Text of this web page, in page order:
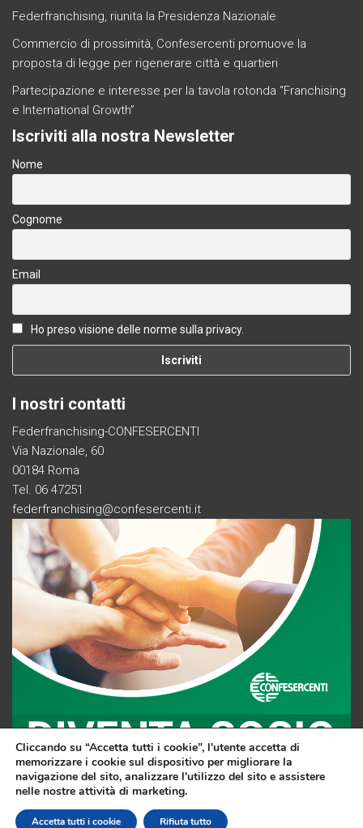
Federfranchising, riunita la Presidenza Nazionale
Commercio di prossimità, Confesercenti promuove la
proposta di legge per rigenerare città e quartieri
Partecipazione e interesse per la tavola rotonda “Franchising
e International Growth”
Iscriviti alla nostra Newsletter
Nome
Cognome
Email
Ho preso visione delle norme sulla privacy.
I nostri contatti
Federfranchising-CONFESERCENTI
Via Nazionale, 60
00184 Roma
Tel. 06 47251
federfranchising@confesercenti.it
F Li Y
Cliccando su “Accetta tutti i cookie”, l'utente accetta di
memorizzare i cookie sul dispositivo per migliorare la
navigazione del sito, analizzare l'utilizzo del sito e assistere
nelle nostre attività di marketing.
Accetta tutti i cookie Rifiuta tutto